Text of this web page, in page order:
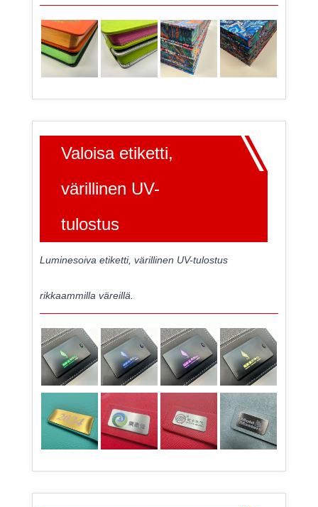
Valoisa etiketti,
värillinen UV-
tulostus
Luminesoiva etiketti, värillinen UV-tulostus
rikkaammilla väreillä.